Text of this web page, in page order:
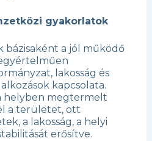
gyakorlatok
bázisaként a jól működő
lakosság és
kapcsolata.
helyben megtermelt
a területet, ott
a lakosság, a helyi
erősítve.